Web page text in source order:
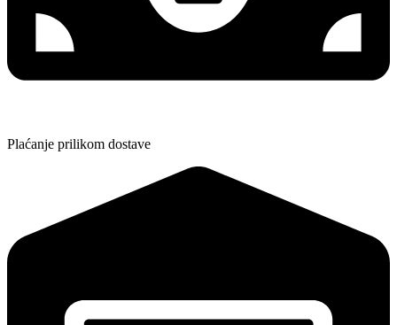
Plaćanje prilikom dostave